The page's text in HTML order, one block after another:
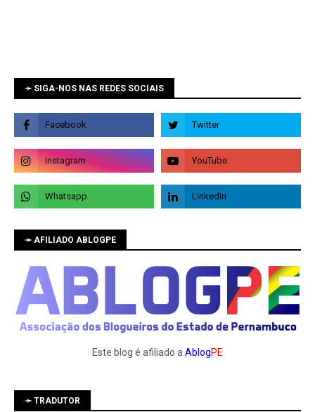
➛ SIGA-NOS NAS REDES SOCIAIS
➛ AFILIADO ABLOGPE
Este blog é afiliado a AblogPE
➛ TRADUTOR